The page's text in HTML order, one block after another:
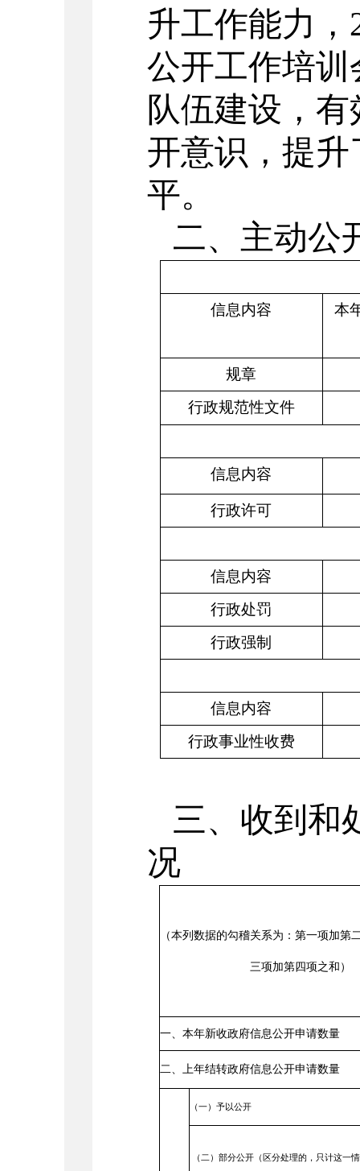
升工作能力，
公开工作培
队伍建设，
开意识，提
平。
二、主动公
信息内容 本
规章
行政规范性文件
信息内容
行政许可
信息内容
行政处罚
行政强制
信息内容
行政事业性收费
三、收到和
况
（本列数据的勾稽关系为：第一项加第
三项加第四项之和）
一、本年新收政府信息公开申请数量
二、上年结转政府信息公开申请数量
（一）予以公开
（二）部分公开（区分处理的，只计这一